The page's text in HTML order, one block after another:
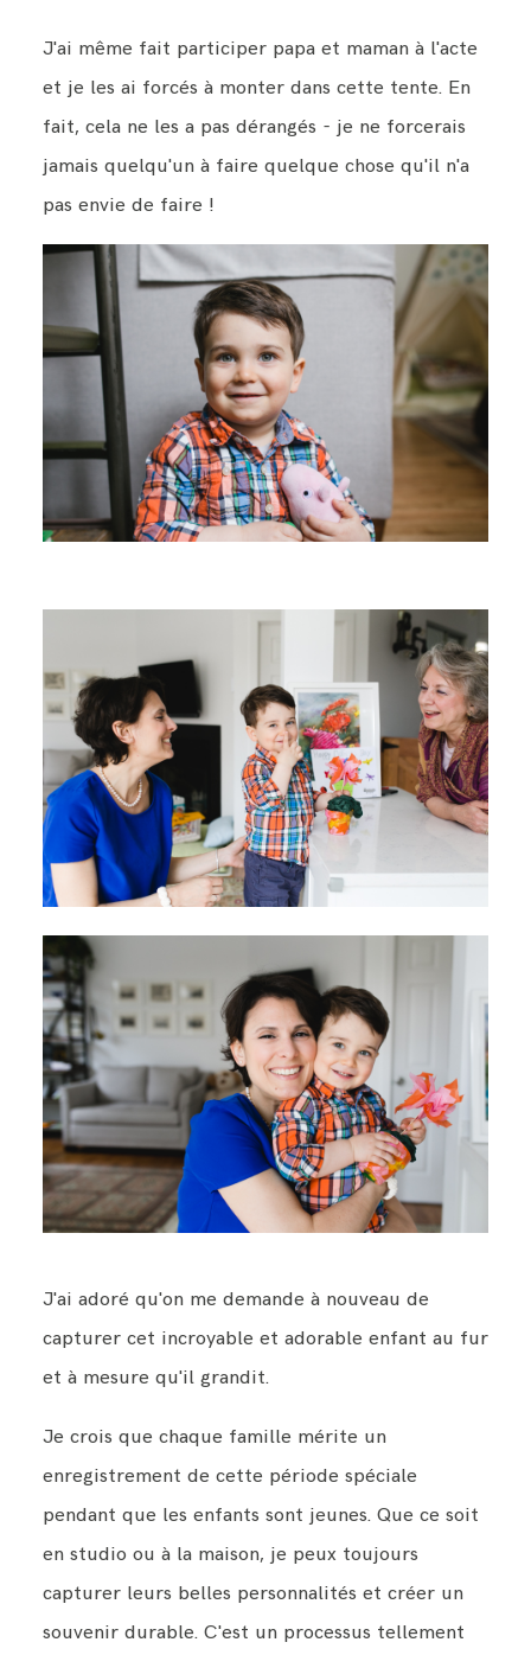
J'ai même fait participer papa et maman à l'acte
et je les ai forcés à monter dans cette tente. En
fait, cela ne les a pas dérangés - je ne forcerais
jamais quelqu'un à faire quelque chose qu'il n'a
pas envie de faire !
J'ai adoré qu'on me demande à nouveau de
capturer cet incroyable et adorable enfant au fur
et à mesure qu'il grandit.
Je crois que chaque famille mérite un
enregistrement de cette période spéciale
pendant que les enfants sont jeunes. Que ce soit
en studio ou à la maison, je peux toujours
capturer leurs belles personnalités et créer un
souvenir durable. C'est un processus tellement